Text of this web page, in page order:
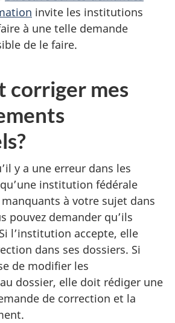
invite les institutions
à une telle demande
de le faire.
corriger mes
y a une erreur dans les
institution fédérale
à votre sujet dans
pouvez demander qu’ils
l’institution accepte, elle
dans ses dossiers. Si
de modifier les
dossier, elle doit rédiger une
de correction et la